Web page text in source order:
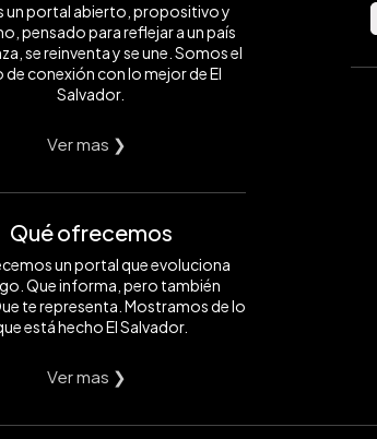
un portal abierto, propositivo y
pensado para reflejar a un país
se reinventa y se une. Somos el
conexión con lo mejor de El
Salvador.
Ver mas ❯
Qué ofrecemos
un portal que evoluciona
Que informa, pero también
te representa. Mostramos de lo
está hecho El Salvador.
Ver mas ❯